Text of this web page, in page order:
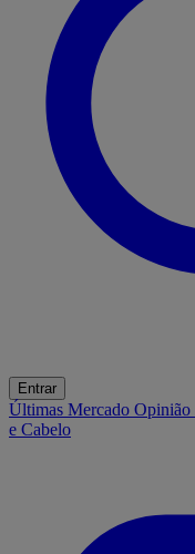
Entrar
Últimas Mercado Opinião
e Cabelo